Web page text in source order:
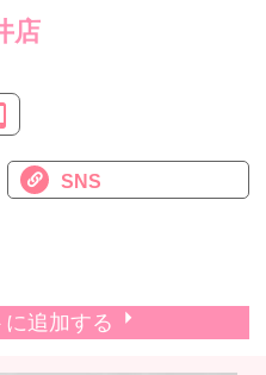
店
SNS
追加する